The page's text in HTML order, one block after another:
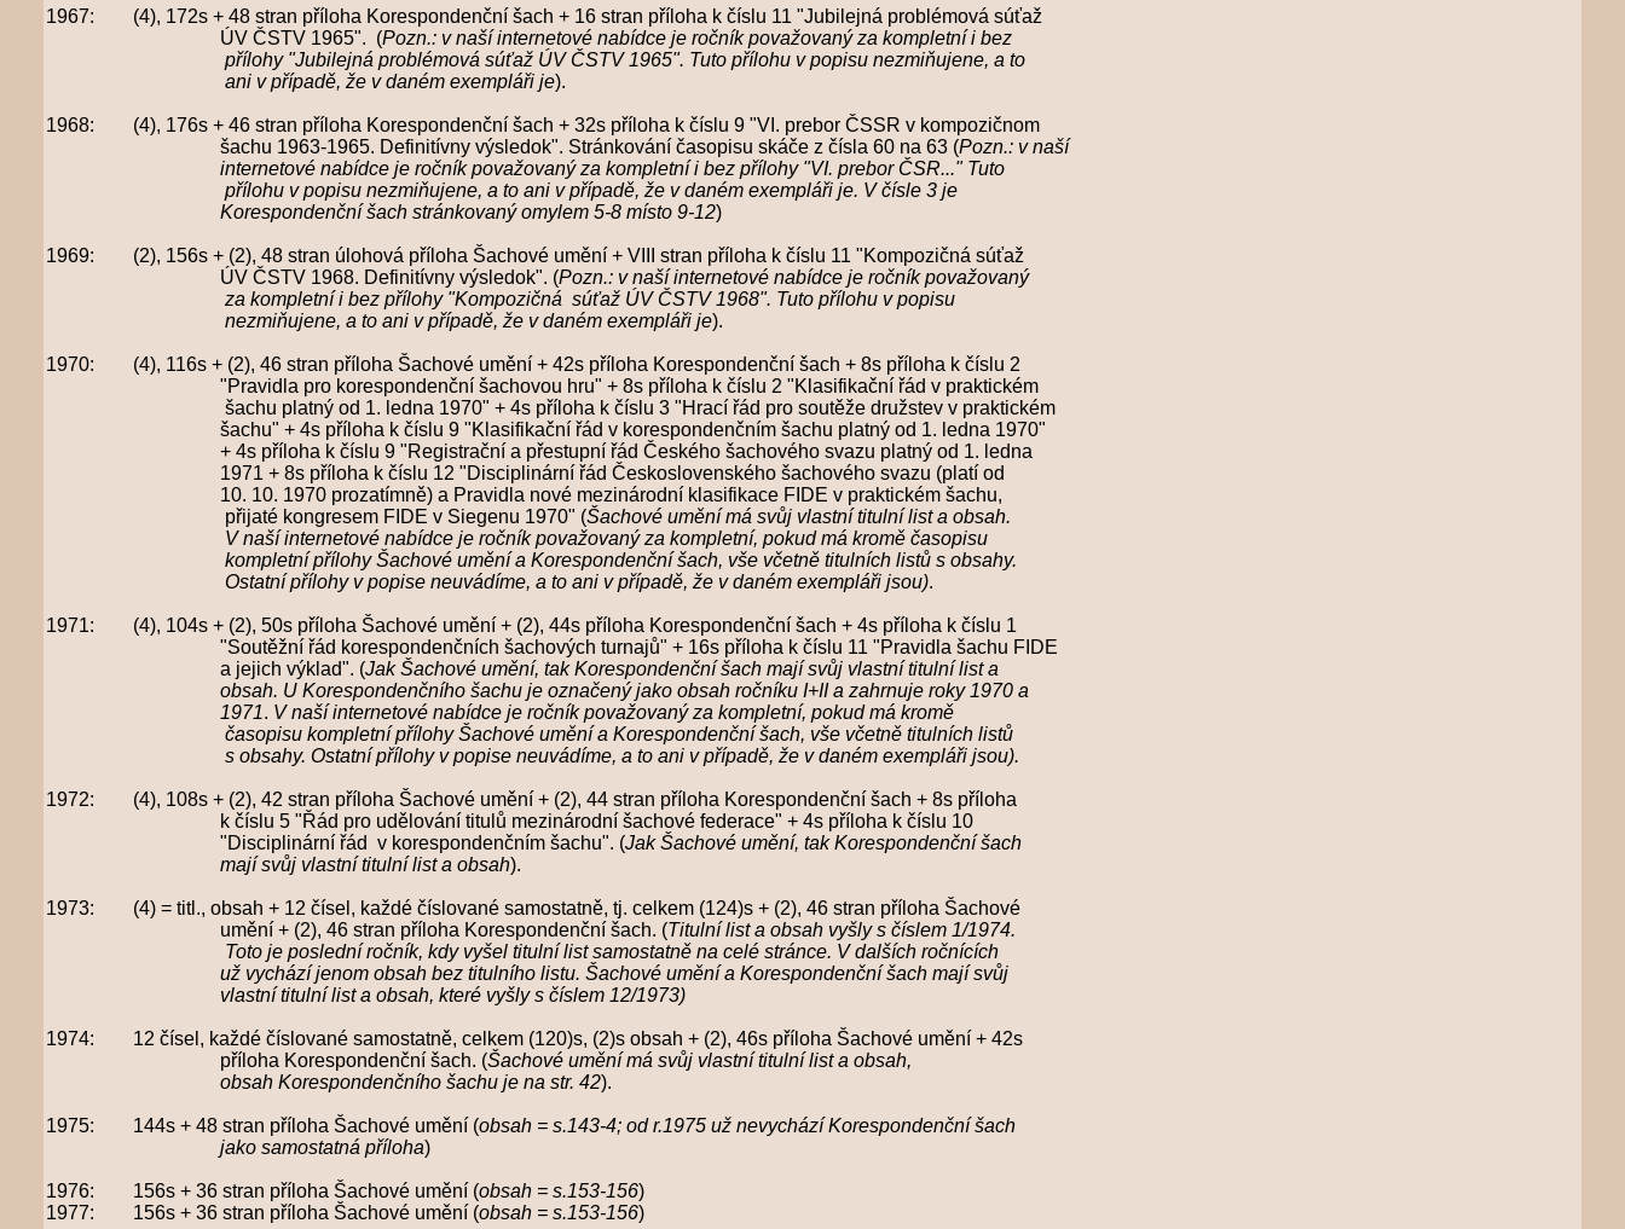
1967: (4), 172s + 48 stran příloha Korespondenční šach + 16 stran příloha k číslu 11 "Jubilejná problémová súťaž
ÚV ČSTV 1965". (Pozn.: v naší internetové nabídce je ročník považovaný za kompletní i bez
přílohy "Jubilejná problémová súťaž ÚV ČSTV 1965". Tuto přílohu v popisu nezmiňujene, a to
ani v případě, že v daném exempláři je).
1968: (4), 176s + 46 stran příloha Korespondenční šach + 32s příloha k číslu 9 "VI. prebor ČSSR v kompozičnom
šachu 1963-1965. Definitívny výsledok". Stránkování časopisu skáče z čísla 60 na 63 (Pozn.: v naší
internetové nabídce je ročník považovaný za kompletní i bez přílohy "VI. prebor ČSR..." Tuto
přílohu v popisu nezmiňujene, a to ani v případě, že v daném exempláři je. V čísle 3 je
Korespondenční šach stránkovaný omylem 5-8 místo 9-12)
1969: (2), 156s + (2), 48 stran úlohová příloha Šachové umění + VIII stran příloha k číslu 11 "Kompozičná súťaž
ÚV ČSTV 1968. Definitívny výsledok". (Pozn.: v naší internetové nabídce je ročník považovaný
za kompletní i bez přílohy "Kompozičná súťaž ÚV ČSTV 1968". Tuto přílohu v popisu
nezmiňujene, a to ani v případě, že v daném exempláři je).
1970: (4), 116s + (2), 46 stran příloha Šachové umění + 42s příloha Korespondenční šach + 8s příloha k číslu 2
"Pravidla pro korespondenční šachovou hru" + 8s příloha k číslu 2 "Klasifikační řád v praktickém
šachu platný od 1. ledna 1970" + 4s příloha k číslu 3 "Hrací řád pro soutěže družstev v praktickém
šachu" + 4s příloha k číslu 9 "Klasifikační řád v korespondenčním šachu platný od 1. ledna 1970"
+ 4s příloha k číslu 9 "Registrační a přestupní řád Českého šachového svazu platný od 1. ledna
1971 + 8s příloha k číslu 12 "Disciplinární řád Československého šachového svazu (platí od
10. 10. 1970 prozatímně) a Pravidla nové mezinárodní klasifikace FIDE v praktickém šachu,
přijaté kongresem FIDE v Siegenu 1970" (Šachové umění má svůj vlastní titulní list a obsah.
V naší internetové nabídce je ročník považovaný za kompletní, pokud má kromě časopisu
kompletní přílohy Šachové umění a Korespondenční šach, vše včetně titulních listů s obsahy.
Ostatní přílohy v popise neuvádíme, a to ani v případě, že v daném exempláři jsou).
1971: (4), 104s + (2), 50s příloha Šachové umění + (2), 44s příloha Korespondenční šach + 4s příloha k číslu 1
"Soutěžní řád korespondenčních šachových turnajů" + 16s příloha k číslu 11 "Pravidla šachu FIDE
a jejich výklad". (Jak Šachové umění, tak Korespondenční šach mají svůj vlastní titulní list a
obsah. U Korespondenčního šachu je označený jako obsah ročníku I+II a zahrnuje roky 1970 a
1971. V naší internetové nabídce je ročník považovaný za kompletní, pokud má kromě
časopisu kompletní přílohy Šachové umění a Korespondenční šach, vše včetně titulních listů
s obsahy. Ostatní přílohy v popise neuvádíme, a to ani v případě, že v daném exempláři jsou).
1972: (4), 108s + (2), 42 stran příloha Šachové umění + (2), 44 stran příloha Korespondenční šach + 8s příloha
k číslu 5 "Řád pro udělování titulů mezinárodní šachové federace" + 4s příloha k číslu 10
"Disciplinární řád v korespondenčním šachu". (Jak Šachové umění, tak Korespondenční šach
mají svůj vlastní titulní list a obsah).
1973: (4) = titl., obsah + 12 čísel, každé číslované samostatně, tj. celkem (124)s + (2), 46 stran příloha Šachové
umění + (2), 46 stran příloha Korespondenční šach. (Titulní list a obsah vyšly s číslem 1/1974.
Toto je poslední ročník, kdy vyšel titulní list samostatně na celé stránce. V dalších ročnících
už vychází jenom obsah bez titulního listu. Šachové umění a Korespondenční šach mají svůj
vlastní titulní list a obsah, které vyšly s číslem 12/1973)
1974: 12 čísel, každé číslované samostatně, celkem (120)s, (2)s obsah + (2), 46s příloha Šachové umění + 42s
příloha Korespondenční šach. (Šachové umění má svůj vlastní titulní list a obsah,
obsah Korespondenčního šachu je na str. 42).
1975: 144s + 48 stran příloha Šachové umění (obsah = s.143-4; od r.1975 už nevychází Korespondenční šach
jako samostatná příloha)
1976: 156s + 36 stran příloha Šachové umění (obsah = s.153-156)
1977: 156s + 36 stran příloha Šachové umění (obsah = s.153-156)